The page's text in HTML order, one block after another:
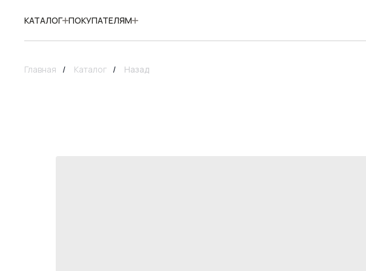
КАТАЛОГ ПОКУПАТЕЛЯМ
Главная / Каталог / Назад